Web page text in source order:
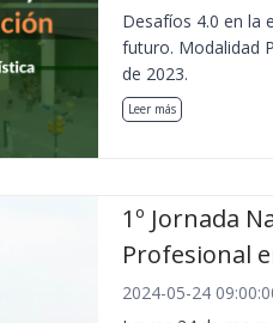
Desafíos 4.0 en la
futuro. Modalidad
de 2023.
Leer más
1º Jornada
Profesional
2024-05-24